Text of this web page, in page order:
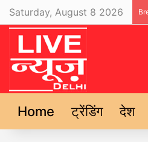
Saturday, August 8 2026
Home ट्रेंडिंग देश